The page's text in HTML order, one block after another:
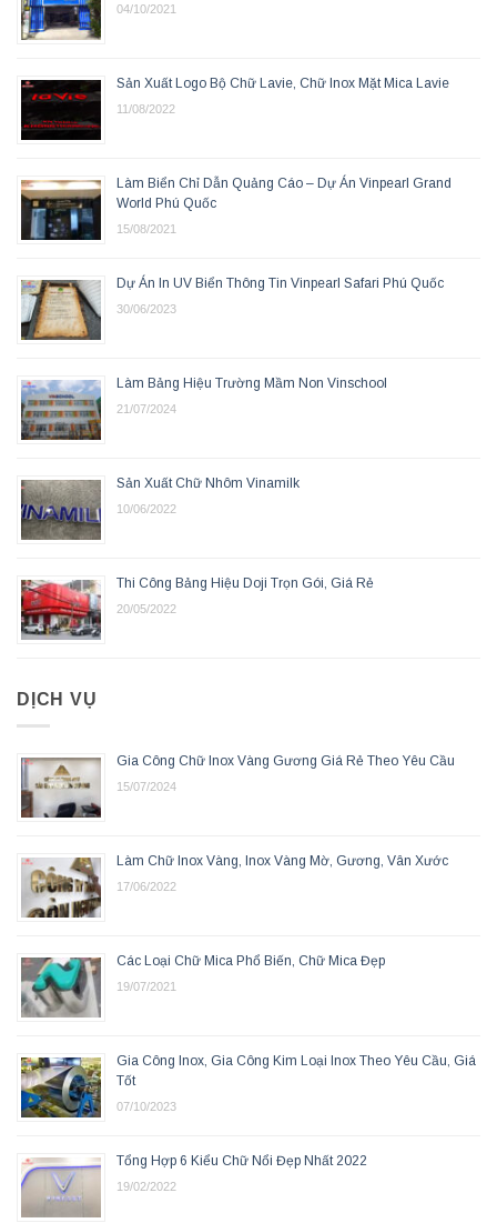
04/10/2021
Sản Xuất Logo Bộ Chữ Lavie, Chữ Inox Mặt Mica Lavie
11/08/2022
Làm Biển Chỉ Dẫn Quảng Cáo – Dự Án Vinpearl Grand
World Phú Quốc
15/08/2021
Dự Án In UV Biển Thông Tin Vinpearl Safari Phú Quốc
30/06/2023
Làm Bảng Hiệu Trường Mầm Non Vinschool
21/07/2024
Sản Xuất Chữ Nhôm Vinamilk
10/06/2022
Thi Công Bảng Hiệu Doji Trọn Gói, Giá Rẻ
20/05/2022
DỊCH VỤ
Gia Công Chữ Inox Vàng Gương Giá Rẻ Theo Yêu Cầu
15/07/2024
Làm Chữ Inox Vàng, Inox Vàng Mờ, Gương, Vân Xước
17/06/2022
Các Loại Chữ Mica Phổ Biến, Chữ Mica Đẹp
19/07/2021
Gia Công Inox, Gia Công Kim Loại Inox Theo Yêu Cầu, Giá
Tốt
07/10/2023
Tổng Hợp 6 Kiểu Chữ Nổi Đẹp Nhất 2022
19/02/2022